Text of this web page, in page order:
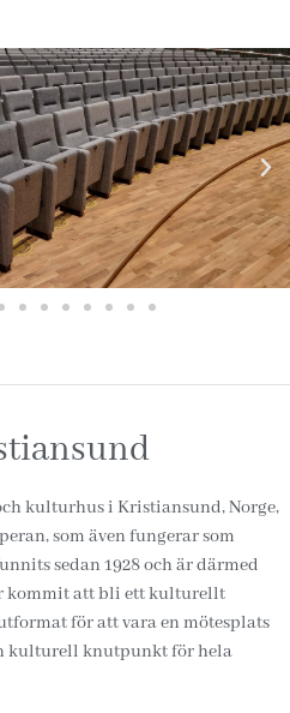
kulturhus i Kristiansund, Norge,
som även fungerar som
sedan 1928 och är därmed
kommit att bli ett kulturellt
för att vara en mötesplats
kulturell knutpunkt för hela